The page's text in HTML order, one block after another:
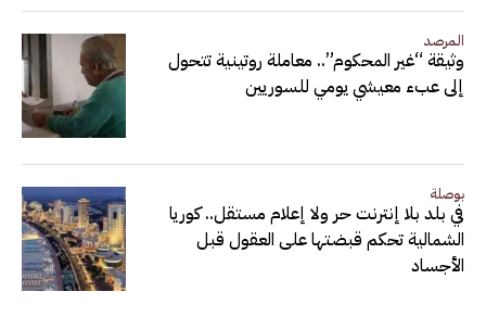
المرصد
وثيقة “غير المحكوم”.. معاملة روتينية تتحول
إلى عبء معيشي يومي للسوريين
بوصلة
في بلد بلا إنترنت حر ولا إعلام مستقل.. كوريا
الشمالية تحكم قبضتها على العقول قبل
الأجساد